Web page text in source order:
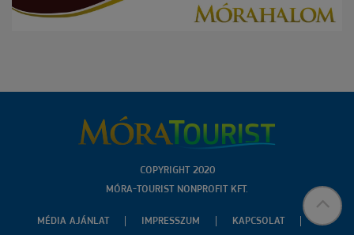
COPYRIGHT 2020
MÓRA-TOURIST NONPROFIT KFT.
MÉDIA AJÁNLAT IMPRESSZUM KAPCSOLAT